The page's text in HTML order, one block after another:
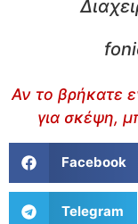
Αν το βρήκατε
για σκέψη,
Facebook
Telegram